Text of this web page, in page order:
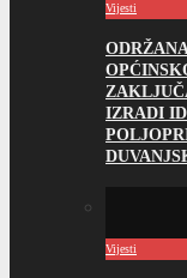
Vijesti
IZRADI
Vijesti